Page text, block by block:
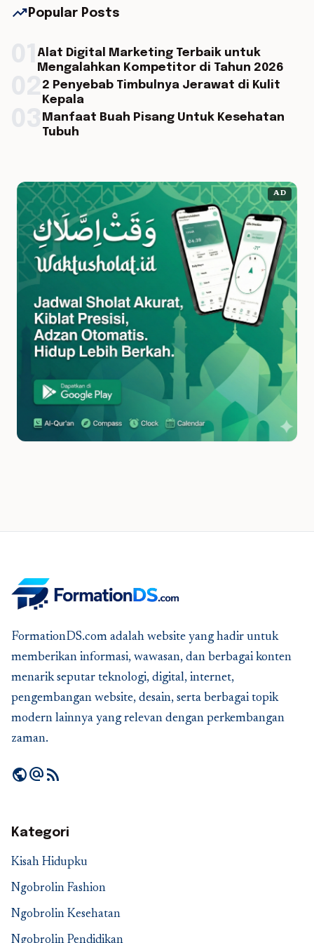
trending_up Popular Posts
Alat Digital Marketing Terbaik untuk
Mengalahkan Kompetitor di Tahun 2026
2 Penyebab Timbulnya Jerawat di Kulit
Kepala
Manfaat Buah Pisang Untuk Kesehatan
Tubuh
AD
FormationDS.com adalah website yang hadir untuk
memberikan informasi, wawasan, dan berbagai konten
menarik seputar teknologi, digital, internet,
pengembangan website, desain, serta berbagai topik
modern lainnya yang relevan dengan perkembangan
zaman.
publicalternate_emailrss_feed
Kategori
Kisah Hidupku
Ngobrolin Fashion
Ngobrolin Kesehatan
Ngobrolin Pendidikan